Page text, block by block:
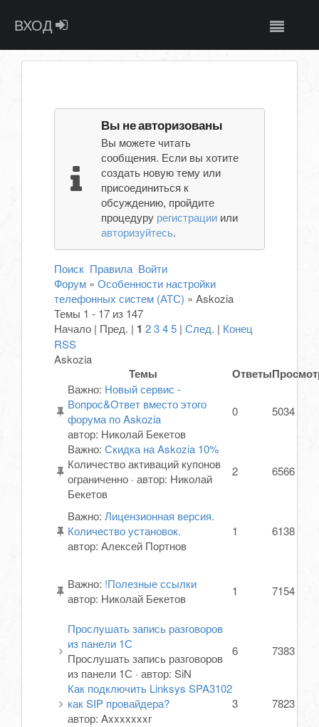
ВХОД
Вы не авторизованы
Вы можете читать
сообщения. Если вы хотите
создать новую тему или
присоединиться к
обсуждению, пройдите
процедуру регистрацииили
авторизуйтесь.
Поиск Правила Войти
Форум » Особенности настройки
телефонных систем (АТС) » Askozia
Темы 1 - 17 из 147
Начало | Пред. | 1 2345 | След. | Конец
RSS
Askozia
Темы Ответы
Важно: Новый сервис -
Вопрос&Ответ вместо этого
форума по Askozia
автор: Николай Бекетов
0 5034
Важно: Скидка на Askozia 10%
Количество активаций купонов
ограниченно · автор: Николай
Бекетов
2 6566
Важно: Лицензионная версия.
Количество установок.
автор: Алексей Портнов
1 6138
Важно: !Полезные ссылки
автор: Николай Бекетов
1 7154
Прослушать запись разговоров
из панели 1С
Прослушать запись разговоров
из панели 1С · автор: SiN
6 7383
Как подключить Linksys SPA3102
как SIP провайдера?
автор: Axxxxxxxr
3 7823